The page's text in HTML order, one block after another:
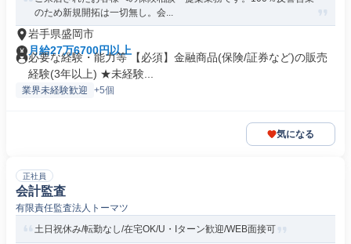
のため新規開拓は一切無し。会...
岩手県盛岡市
月給27万6700円以上
必要な経験・能力等 【必須】金融商品(保険/証券など)の販売
経験(3年以上) ★未経験...
業界未経験歓迎 +5個
気になる
正社員
会計監査
有限責任監査法人トーマツ
土日祝休み/転勤なし/在宅OK/U・Iターン歓迎/WEB面接可